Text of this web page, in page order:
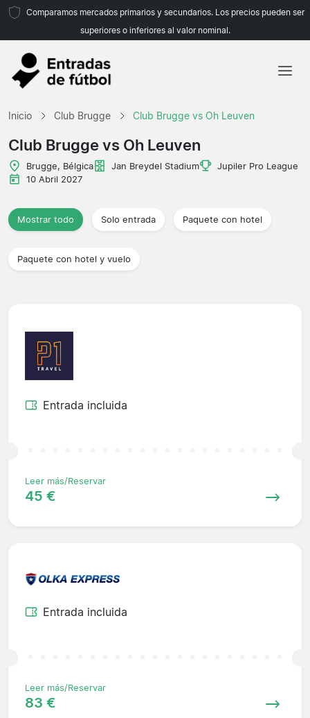
Comparamos mercados primarios y secundarios. Los precios pueden ser
superiores o inferiores al valor nominal.
Inicio Club Brugge Club Brugge vs Oh Leuven
Club Brugge vs Oh Leuven
Brugge, Bélgica Jan Breydel Stadium
Jupiler Pro League
10 Abril 2027
Mostrar todo Solo entrada Paquete con hotel
Paquete con hotel y vuelo
Entrada incluida
Leer más/Reservar
45 €
Entrada incluida
Leer más/Reservar
83 €